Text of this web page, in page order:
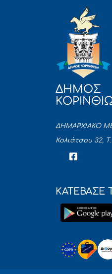
ΔΗΜΟΣ
ΔΗΜΑΡΧΙΑΚΟ
Κολιάτσου 32,
ΚΑΤΕΒΑΣΕ